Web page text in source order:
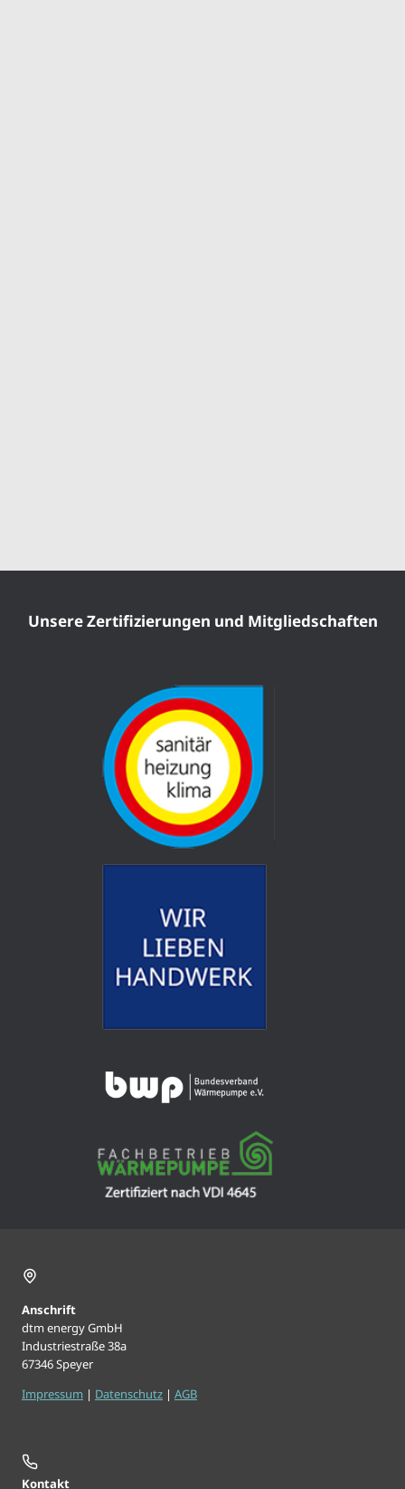
Unsere Zertifizierungen und Mitgliedschaften
Anschrift
dtm energy GmbH
Industriestraße 38a
67346 Speyer
Impressum | Datenschutz | AGB
Kontakt